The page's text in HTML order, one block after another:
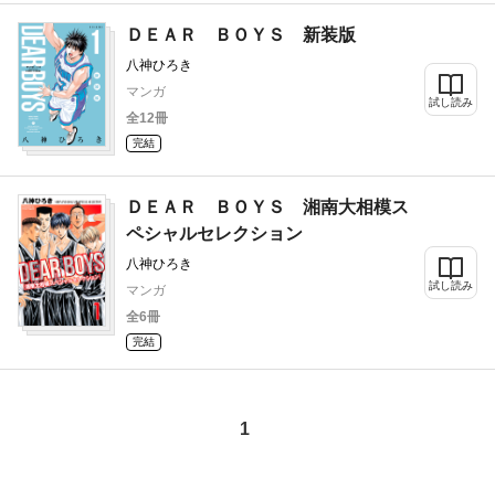
ＤＥＡＲ ＢＯＹＳ 新装版
八神ひろき
マンガ
全12冊
完結
試し読み
ＤＥＡＲ ＢＯＹＳ 湘南大相模ス
ペシャルセレクション
八神ひろき
マンガ
全6冊
完結
試し読み
1